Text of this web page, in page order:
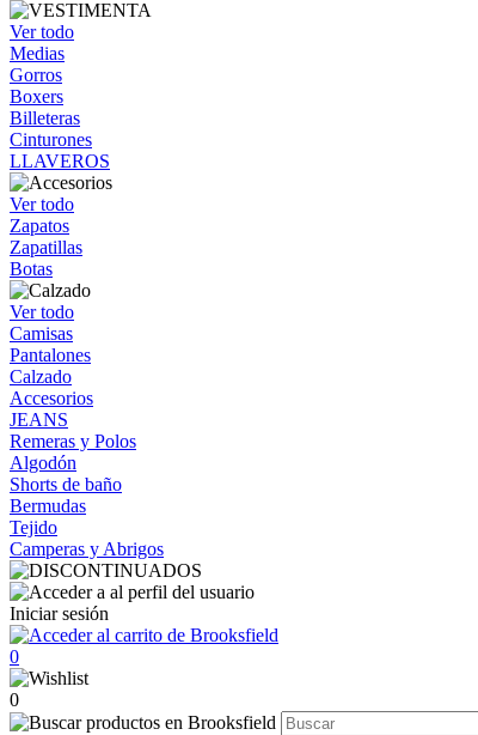
Ver todo
Medias
Gorros
Boxers
Billeteras
Cinturones
LLAVEROS
Ver todo
Zapatos
Zapatillas
Botas
Ver todo
Camisas
Pantalones
Calzado
Accesorios
JEANS
Remeras y Polos
Algodón
Shorts de baño
Bermudas
Tejido
Camperas y Abrigos
Iniciar sesión
0
0